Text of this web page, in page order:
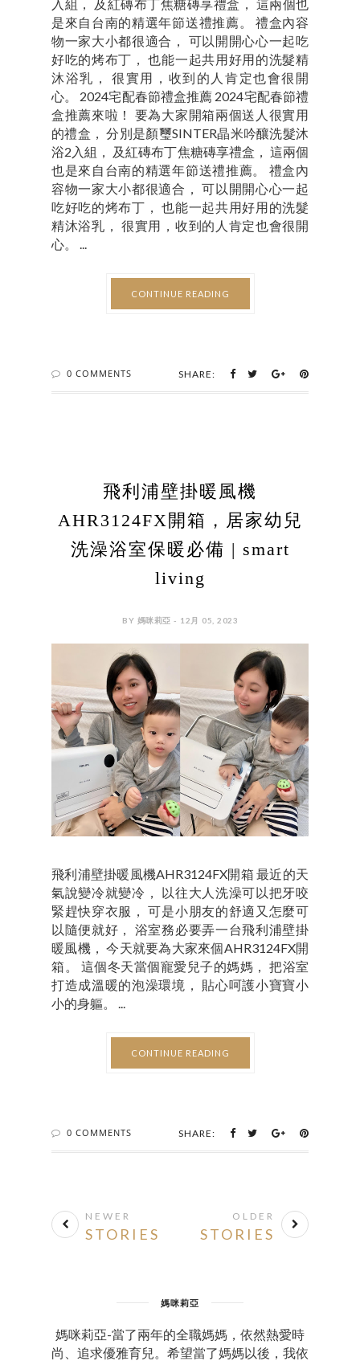
入組， 及紅磚布丁焦糖磚享禮盒， 這兩個也
是來自台南的精選年節送禮推薦。 禮盒內容
物一家大小都很適合， 可以開開心心一起吃
好吃的烤布丁， 也能一起共用好用的洗髮精
沐浴乳， 很實用，收到的人肯定也會很開
心。 2024宅配春節禮盒推薦 2024宅配春節禮
盒推薦來啦！ 要為大家開箱兩個送人很實用
的禮盒， 分別是顏璽SINTER晶米吟釀洗髮沐
浴2入組， 及紅磚布丁焦糖磚享禮盒， 這兩個
也是來自台南的精選年節送禮推薦。 禮盒內
容物一家大小都很適合， 可以開開心心一起
吃好吃的烤布丁， 也能一起共用好用的洗髮
精沐浴乳， 很實用，收到的人肯定也會很開
心。 ...
CONTINUE READING
0 COMMENTS SHARE:
飛利浦壁掛暖風機
AHR3124FX開箱，居家幼兒
洗澡浴室保暖必備 | smart
living
BY 媽咪莉亞 - 12月 05, 2023
飛利浦壁掛暖風機AHR3124FX開箱 最近的天
氣說變冷就變冷， 以往大人洗澡可以把牙咬
緊趕快穿衣服， 可是小朋友的舒適又怎麼可
以隨便就好， 浴室務必要弄一台飛利浦壁掛
暖風機， 今天就要為大家來個AHR3124FX開
箱。 這個冬天當個寵愛兒子的媽媽， 把浴室
打造成溫暖的泡澡環境， 貼心呵護小寶寶小
小的身軀。 ...
CONTINUE READING
0 COMMENTS SHARE:
NEWER
STORIES
OLDER
STORIES
媽咪莉亞
媽咪莉亞-當了兩年的全職媽媽，依然熱愛時
尚、追求優雅育兒。希望當了媽媽以後，我依